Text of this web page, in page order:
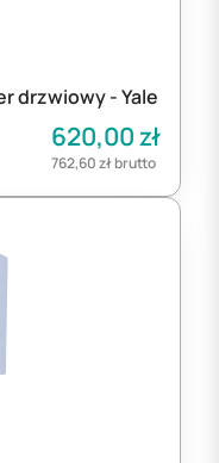
drzwiowy - Yale
620,00 zł
762,60złbrutto